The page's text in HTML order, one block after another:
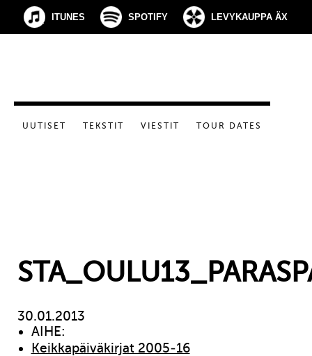
ITUNES SPOTIFY LEVYKAUPPA ÄX
UUTISET TEKSTIT VIESTIT TOUR DATES
30.01.2013
AIHE:
Keikkapäiväkirjat 2005-16